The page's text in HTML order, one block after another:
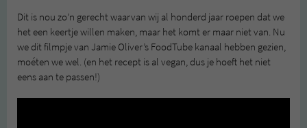
Dit is nou zo’n gerecht waarvan wij al honderd jaar roepen dat we
het een keertje willen maken, maar het komt er maar niet van. Nu
we dit filmpje van Jamie Oliver’s FoodTube kanaal hebben gezien,
moéten we wel. (en het recept is al vegan, dus je hoeft het niet
eens aan te passen!)